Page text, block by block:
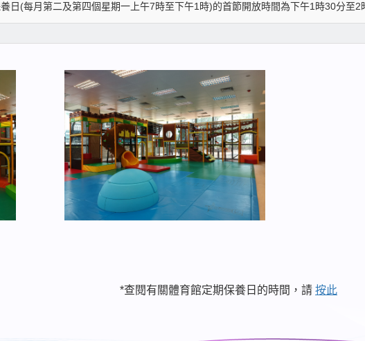
日(每月第二及第四個星期一上午7時至下午1時)的首節開放時間為下午1時30分至
*查閱有關體育館定期保養日的時間，請 按此